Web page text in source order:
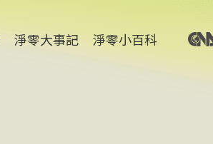
淨零大事記 淨零小百科